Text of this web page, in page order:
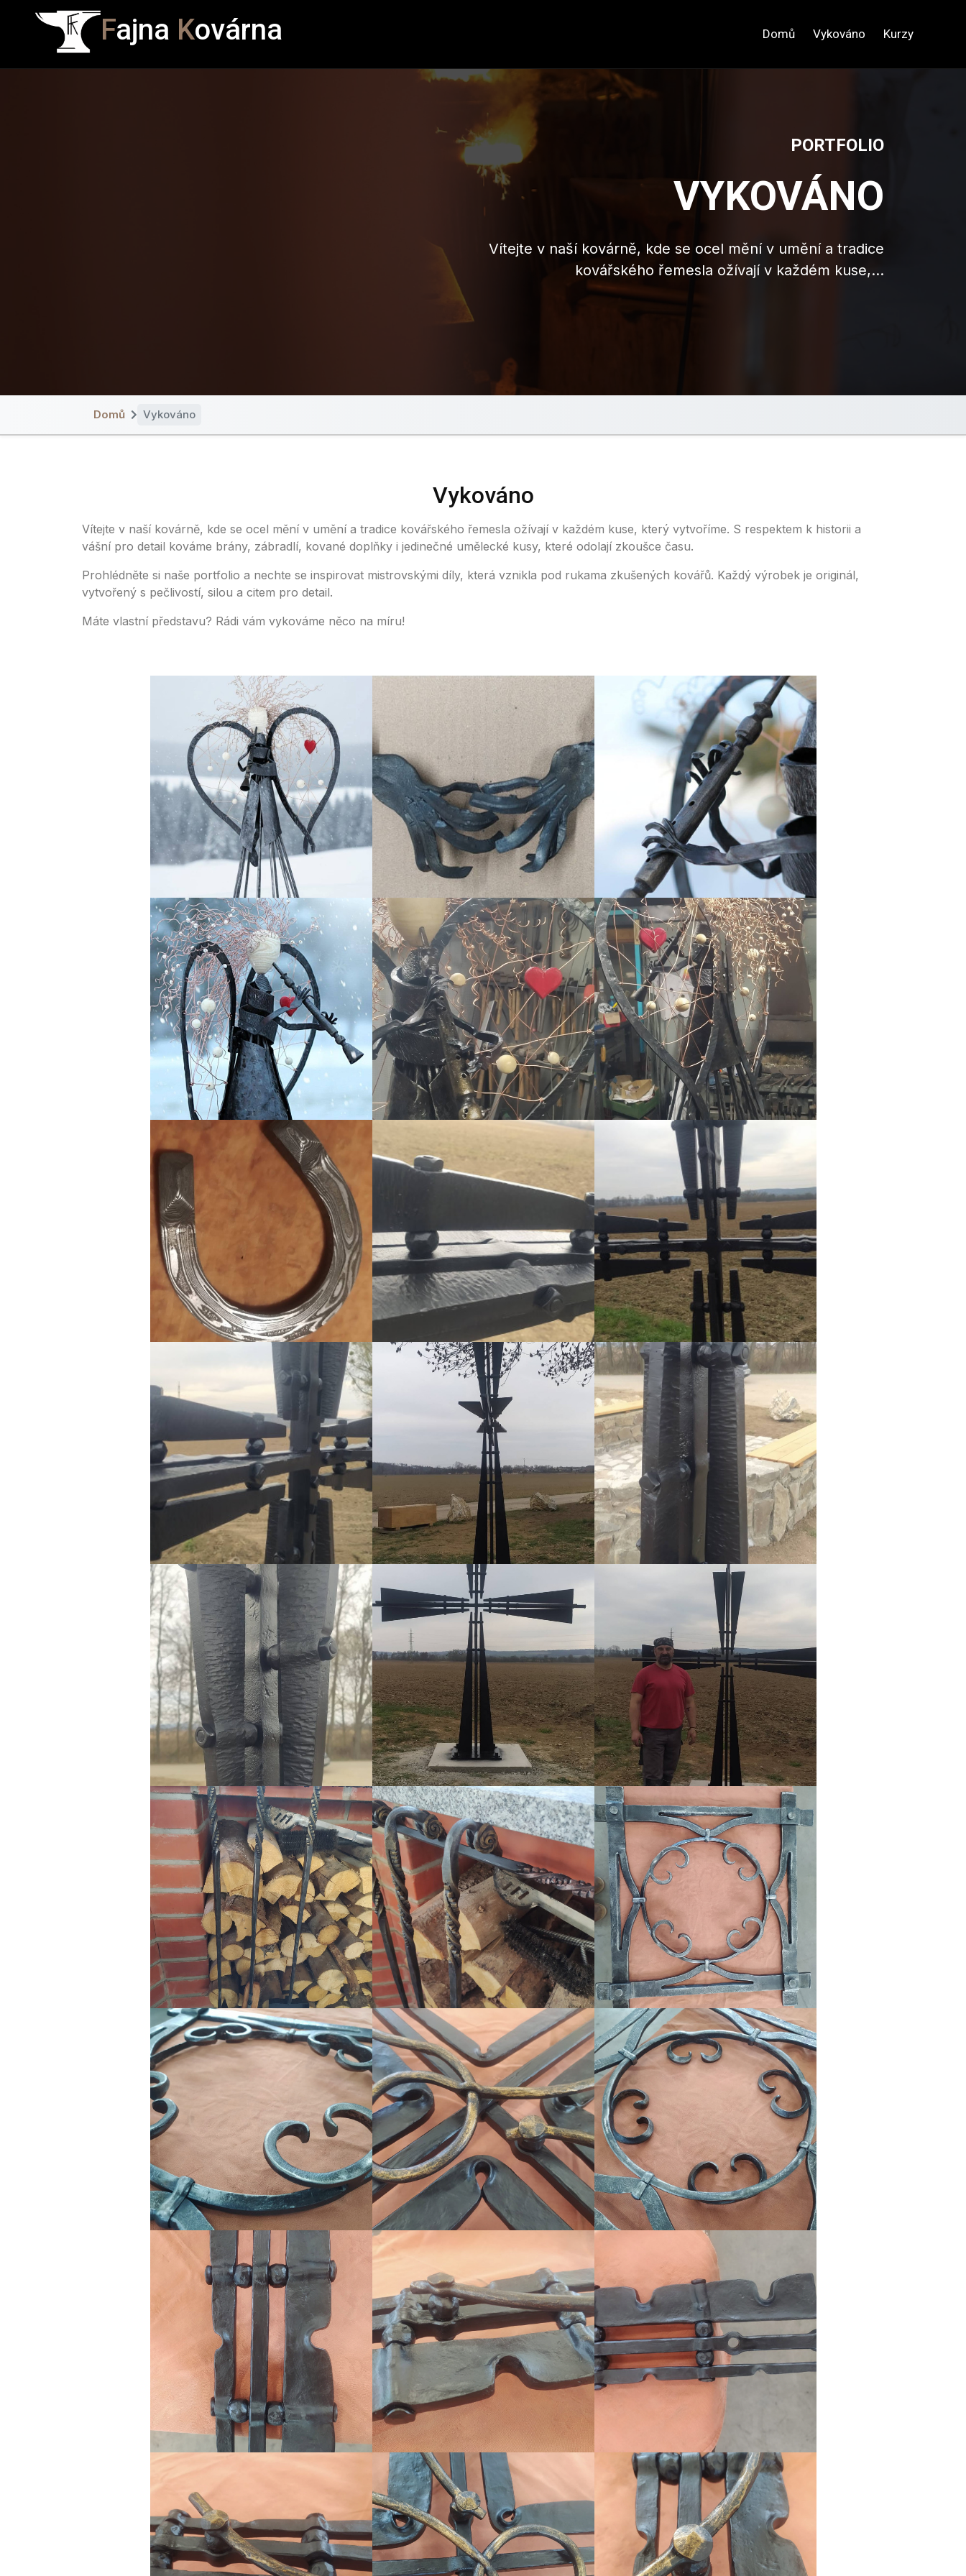
Fajna Kovárna Domů Vykováno Kurzy
PORTFOLIO
VYKOVÁNO
Vítejte v naší kovárně, kde se ocel mění v umění a tradice
kovářského řemesla ožívají v každém kuse,...
Domů Vykováno
Vykováno
Vítejte v naší kovárně, kde se ocel mění v umění a tradice kovářského řemesla ožívají v každém kuse, který vytvoříme. S respektem k historii a
vášní pro detail kováme brány, zábradlí, kované doplňky i jedinečné umělecké kusy, které odolají zkoušce času.
Prohlédněte si naše portfolio a nechte se inspirovat mistrovskými díly, která vznikla pod rukama zkušených kovářů. Každý výrobek je originál,
vytvořený s pečlivostí, silou a citem pro detail.
Máte vlastní představu? Rádi vám vykováme něco na míru!